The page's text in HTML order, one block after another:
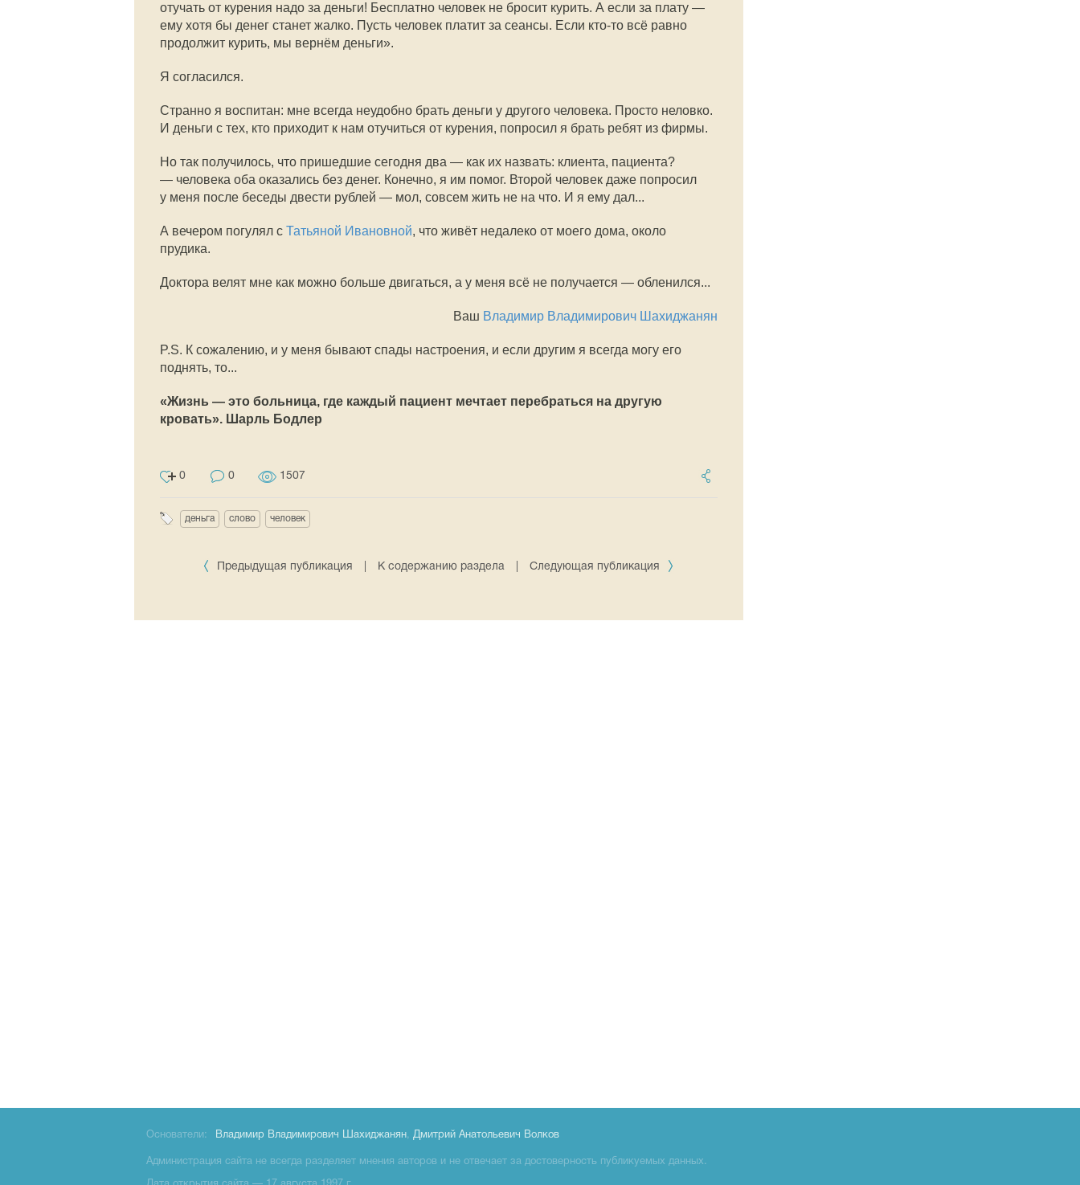
отучать от курения надо за деньги! Бесплатно человек не бросит курить. А если за плату —
ему хотя бы денег станет жалко. Пусть человек платит за сеансы. Если кто-то всё равно
продолжит курить, мы вернём деньги».
Я согласился.
Странно я воспитан: мне всегда неудобно брать деньги у другого человека. Просто неловко.
И деньги с тех, кто приходит к нам отучиться от курения, попросил я брать ребят из фирмы.
Но так получилось, что пришедшие сегодня два — как их назвать: клиента, пациента?
— человека оба оказались без денег. Конечно, я им помог. Второй человек даже попросил
у меня после беседы двести рублей — мол, совсем жить не на что. И я ему дал...
А вечером погулял с Татьяной Ивановной, что живёт недалеко от моего дома, около
прудика.
Доктора велят мне как можно больше двигаться, а у меня всё не получается — обленился...
Ваш Владимир Владимирович Шахиджанян
P.S. К сожалению, и у меня бывают спады настроения, и если другим я всегда могу его
поднять, то...
«Жизнь — это больница, где каждый пациент мечтает перебраться на другую
кровать». Шарль Бодлер
0 0 1507
деньга слово человек
Предыдущая публикация К содержанию раздела Следующая публикация
Основатели: Владимир Владимирович Шахиджанян, Дмитрий Анатольевич Волков
Администрация сайта не всегда разделяет мнения авторов и не отвечает за достоверность публикуемых данных.